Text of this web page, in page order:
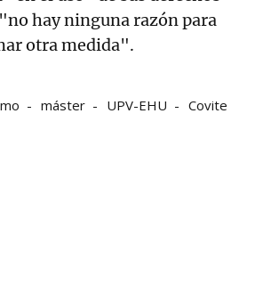
hay ninguna razón para
otra medida".
máster UPV-EHU Covite